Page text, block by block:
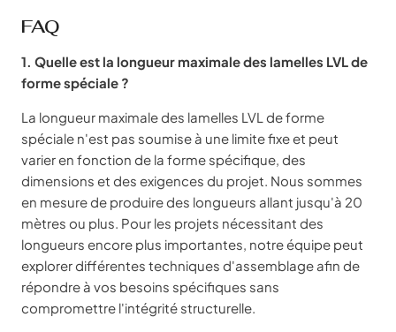
FAQ
1. Quelle est la longueur maximale des lamelles LVL de
forme spéciale ?
La longueur maximale des lamelles LVL de forme
spéciale n'est pas soumise à une limite fixe et peut
varier en fonction de la forme spécifique, des
dimensions et des exigences du projet. Nous sommes
en mesure de produire des longueurs allant jusqu'à 20
mètres ou plus. Pour les projets nécessitant des
longueurs encore plus importantes, notre équipe peut
explorer différentes techniques d'assemblage afin de
répondre à vos besoins spécifiques sans
compromettre l'intégrité structurelle.